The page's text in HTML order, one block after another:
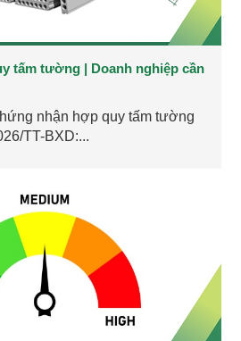
tấm tường | Doanh nghiệp cần
nhận hợp quy tấm tường
TT-BXD:...